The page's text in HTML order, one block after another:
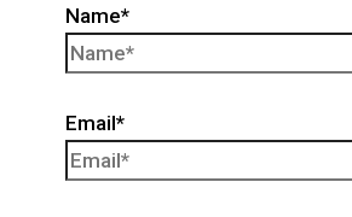
Name*
Email*